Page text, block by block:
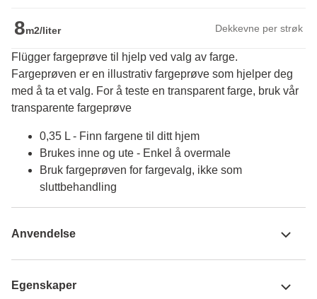
8m2/liter Dekkevne per strøk
Flügger fargeprøve til hjelp ved valg av farge.
Fargeprøven er en illustrativ fargeprøve som hjelper deg
med å ta et valg. For å teste en transparent farge, bruk vår
transparente fargeprøve
0,35 L - Finn fargene til ditt hjem
Brukes inne og ute - Enkel å overmale
Bruk fargeprøven for fargevalg, ikke som
sluttbehandling
Anvendelse
Egenskaper